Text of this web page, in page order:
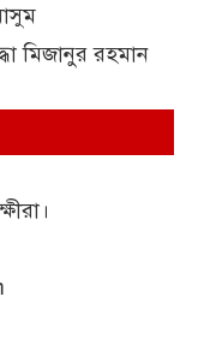
মিজানুর রহমান